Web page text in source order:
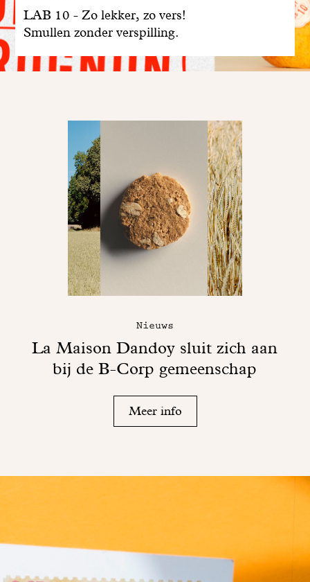
LAB 10 - Zo lekker, zo vers!
Smullen zonder verspilling.
Nieuws
La Maison Dandoy sluit zich aan
bij de B-Corp gemeenschap
Meer info